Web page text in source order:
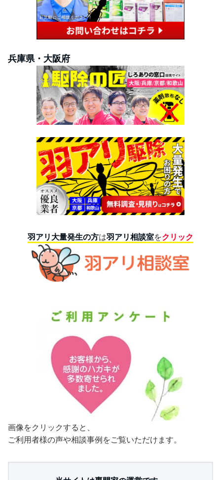
兵庫県・大阪府
羽アリ大量発生の方は羽アリ相談室をクリック
画像をクリックすると、
ご利用者様の声や相談事例をご覧いただけます。